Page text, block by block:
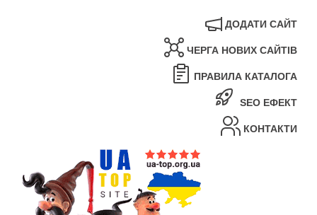
ДОДАТИ САЙТ
ЧЕРГА НОВИХ САЙТІВ
ПРАВИЛА КАТАЛОГА
SEO ЕФЕКТ
КОНТАКТИ